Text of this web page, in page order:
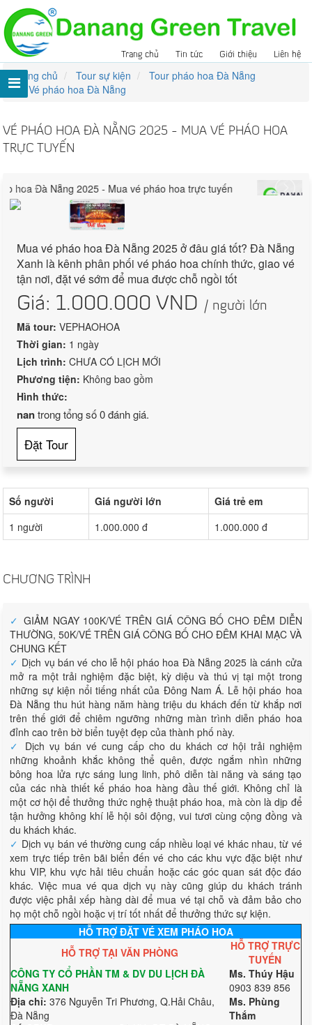
Trang chủ Tin tức Giới thiệu Liên hệ
Trang chủ Tour sự kiện
Tour pháo hoa Đà Nẵng
Vé pháo hoa Đà Nẵng
VÉ PHÁO HOA ĐÀ NẴNG 2025 - MUA VÉ PHÁO HOA
TRỰC TUYẾN
Mua vé pháo hoa Đà Nẵng 2025 ở đâu giá tốt? Đà Nẵng
Xanh là kênh phân phối vé pháo hoa chính thức, giao vé
tận nơi, đặt vé sớm để mua được chỗ ngồi tốt
Giá: 1.000.000 VND / người lớn
Mã tour:VEPHAOHOA
Thời gian: 1 ngày
Lịch trình:CHƯA CÓ LỊCH MỚI
Phương tiện: Không bao gồm
Hình thức:
nantrong tổng số0đánh giá.
Đặt Tour
Số người Giá người lớn
Giá trẻ em
1 người
1.000.000 đ 1.000.000 đ
CHƯƠNG TRÌNH
✓ GIẢM NGAY 100K/VÉ TRÊN GIÁ CÔNG BỐ CHO ĐÊM DIỄN
THƯỜNG, 50K/VÉ TRÊN GIÁ CÔNG BỐ CHO ĐÊM KHAI MẠC VÀ
CHUNG KẾT
✓ Dịch vụ bán vé cho lễ hội pháo hoa Đà Nẵng 2025 là cánh cửa
mở ra một trải nghiệm đặc biệt, kỳ diệu và thú vị tại một trong
những sự kiện nổi tiếng nhất của Đông Nam Á. Lễ hội pháo hoa
Đà Nẵng thu hút hàng năm hàng triệu du khách đến từ khắp nơi
trên thế giới để chiêm ngưỡng những màn trình diễn pháo hoa
đỉnh cao trên bờ biển tuyệt đẹp của thành phố này.
✓ Dịch vụ bán vé cung cấp cho du khách cơ hội trải nghiệm
những khoảnh khắc không thể quên, được ngắm nhìn những
bông hoa lửa rực sáng lung linh, phô diễn tài năng và sáng tạo
của các nhà thiết kế pháo hoa hàng đầu thế giới. Không chỉ là
một cơ hội để thưởng thức nghệ thuật pháo hoa, mà còn là dịp để
tận hưởng không khí lễ hội sôi động, vui tươi cùng cộng đồng và
du khách khác.
✓ Dịch vụ bán vé thường cung cấp nhiều loại vé khác nhau, từ vé
xem trực tiếp trên bãi biển đến vé cho các khu vực đặc biệt như
khu VIP, khu vực hải tiêu chuẩn hoặc các góc quan sát độc đáo
khác. Việc mua vé qua dịch vụ này cũng giúp du khách tránh
được việc phải xếp hàng dài để mua vé tại chỗ và đảm bảo cho
họ một chỗ ngồi hoặc vị trí tốt nhất để thưởng thức sự kiện.
HỖ TRỢ ĐẶT VÉ XEM PHÁO HOA
HỖ TRỢ TẠI VĂN PHÒNG
HỖ TRỢ TRỰC
TUYẾN
CÔNG TY CỔ PHẦN TM & DV DU LỊCH ĐÀ
NẴNG XANH
Địa chỉ:376 Nguyễn Tri Phương, Q.Hải Châu,
Đà Nẵng
Ms. Thúy Hậu
0903 839 856
Ms. Phùng
Thắm